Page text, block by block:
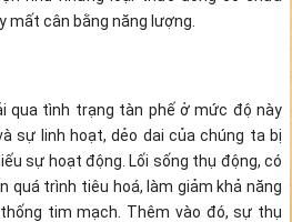
mất cân bằng năng lượng.
qua tình trạng tàn phế ở mức độ này
sự linh hoạt, dẻo dai của chúng ta bị
sự hoạt động. Lối sống thụ động, có
quá trình tiêu hoá, làm giảm khả năng
tim mạch. Thêm vào đó, sự thụ